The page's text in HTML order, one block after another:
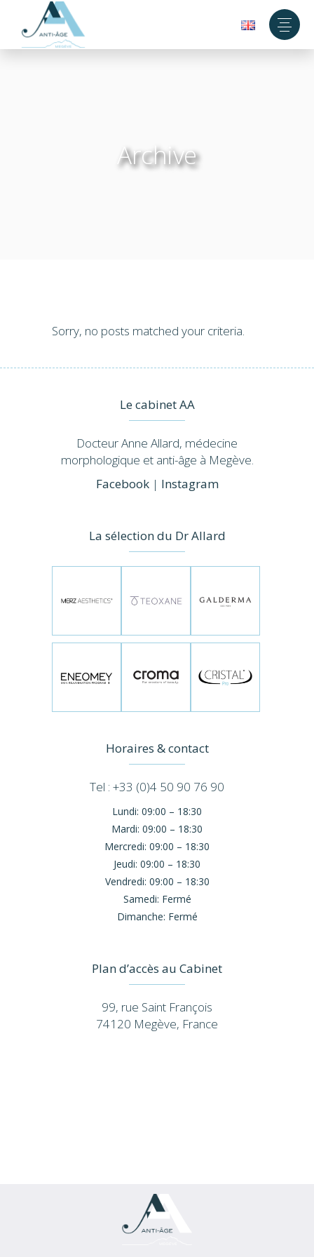
Archive
Sorry, no posts matched your criteria.
Le cabinet AA
Docteur Anne Allard, médecine
morphologique et anti-âge à Megève.
Facebook | Instagram
La sélection du Dr Allard
Horaires & contact
Tel : +33 (0)4 50 90 76 90
Lundi: 09:00 – 18:30
Mardi: 09:00 – 18:30
Mercredi: 09:00 – 18:30
Jeudi: 09:00 – 18:30
Vendredi: 09:00 – 18:30
Samedi: Fermé
Dimanche: Fermé
Plan d’accès au Cabinet
99, rue Saint François
74120 Megève, France